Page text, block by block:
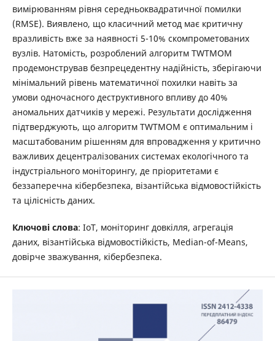
вимірюванням рівня середньоквадратичної помилки
(RMSE). Виявлено, що класичний метод має критичну
вразливість вже за наявності 5-10% скомпрометованих
вузлів. Натомість, розроблений алгоритм TWTMOM
продемонстрував безпрецедентну надійність, зберігаючи
мінімальний рівень математичної похилки навіть за
умови одночасного деструктивного впливу до 40%
аномальних датчиків у мережі. Результати дослідження
підтверджують, що алгоритм TWTMOM є оптимальним і
масштабованим рішенням для впровадження у критично
важливих децентралізованих системах екологічного та
індустріального моніторингу, де пріоритетами є
беззаперечна кібербезпека, візантійська відмовостійкість
та цілісність даних.
Ключові слова: IoT, моніторинг довкілля, агрегація
даних, візантійська відмовостійкість, Median-of-Means,
довірче зважування, кібербезпека.